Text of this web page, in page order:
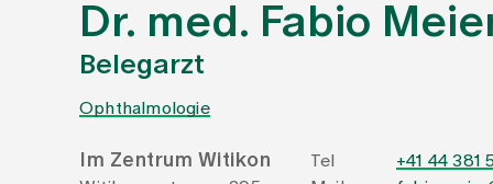
Dr. med. Fabio
Belegarzt
Ophthalmologie
Im Zentrum Witikon Tel
+41 44 381